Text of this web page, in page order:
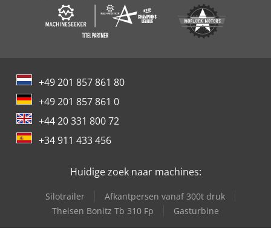
+49 201 857 861 80
+49 201 857 861 0
+44 20 331 800 72
+34 911 433 456
Huidige zoek naar machines:
Silotrailer
Afkantpersen vanaf 300t druk
Theisen Bonitz Tb 310 Fp
Gasturbine